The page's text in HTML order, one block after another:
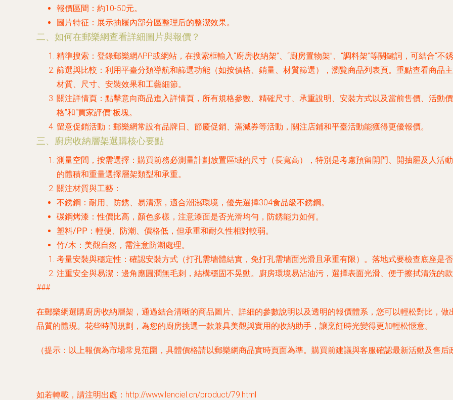
報價區間 ：約10-50元。
圖片特征 ：展示抽屜內部分區整理后的整潔效果。
二、如何在郵樂網查看詳細圖片與報價？
精準搜索 ：登錄郵樂網APP或網站，在搜索框輸入“廚房收納架”、“廚房置物架”、“調料架”等關鍵詞，可結合“不
篩選與比較 ：利用平臺分類導航和篩選功能（如按價格、銷量、材質篩選），瀏覽商品列表頁。 重點查看商品
材質、尺寸、安裝效果和工藝細節。
關注詳情頁 ：點擊意向商品進入詳情頁，所有規格參數、精確尺寸、承重說明、安裝方式以及當前售價、活動價
格”和“買家評價”板塊。
留意促銷活動 ：郵樂網常設有品牌日、節慶促銷、滿減券等活動，關注店鋪和平臺活動能獲得更優報價。
三、廚房收納層架選購核心要點
測量空間，按需選擇 ：購買前務必測量計劃放置區域的尺寸（長寬高），特別是考慮預留開門、開抽屜及人活
的體積和重量選擇層架類型和承重。
關注材質與工藝 ：
不銹鋼 ：耐用、防銹、易清潔，適合潮濕環境，優先選擇304食品級不銹鋼。
碳鋼烤漆 ：性價比高，顏色多樣，注意漆面是否光滑均勻，防銹能力如何。
塑料/PP ：輕便、防潮、價格低，但承重和耐久性相對較弱。
竹/木 ：美觀自然，需注意防潮處理。
考量安裝與穩定性 ：確認安裝方式（打孔需墻體結實，免打孔需墻面光滑且承重有限）。落地式要檢查底座是
注重安全與易潔 ：邊角應圓潤無毛刺，結構穩固不晃動。廚房環境易沾油污，選擇表面光滑、便于擦拭清洗的
###
在郵樂網選購廚房收納層架，通過結合清晰的商品圖片、詳細的參數說明以及透明的報價體系，您可以輕松對比，
品質的體現。花些時間規劃，為您的廚房挑選一款兼具美觀與實用的收納助手，讓烹飪時光變得更加輕松愜意。
（提示：以上報價為市場常見范圍，具體價格請以郵樂網商品實時頁面為準。購買前建議與客服確認最新活動及售后
如若轉載，請注明出處：http://www.lenciel.cn/product/79.html